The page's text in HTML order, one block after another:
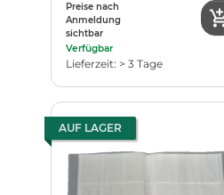
Preise nach
Anmeldung
sichtbar
Verfügbar
Lieferzeit: > 3 Tage
AUF LAGER